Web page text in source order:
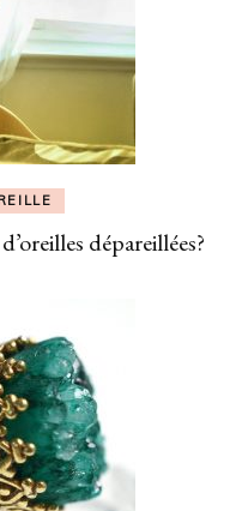
dépareillées?